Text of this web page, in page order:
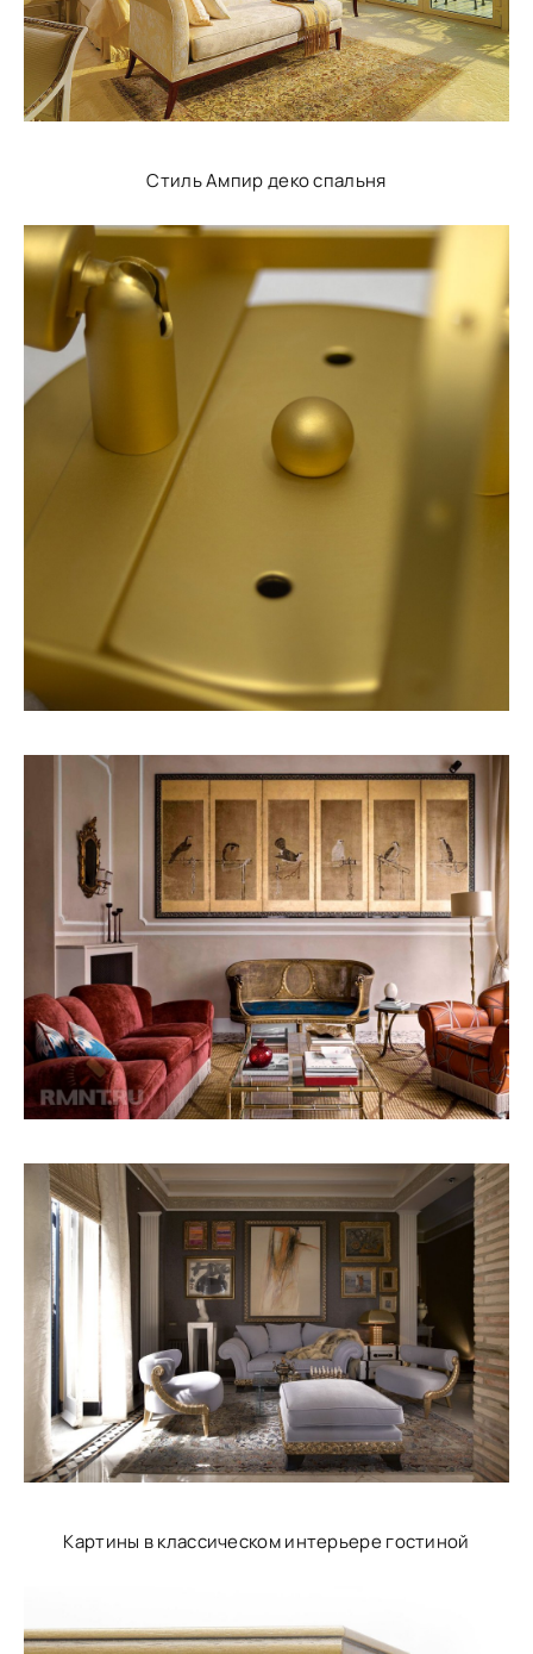
Стиль Ампир деко спальня
Картины в классическом интерьере гостиной